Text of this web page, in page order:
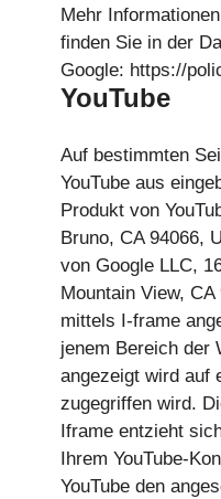
Mehr
finden Sie in der
Google: https://
YouTube
Auf bestimmten
YouTube aus
Produkt von
Bruno, CA 94066,
von Google LLC,
Mountain View,
mittels I-frame
jenem Bereich der
angezeigt wird auf
zugegriffen wird.
Iframe entzieht
Ihrem YouTube-
YouTube den